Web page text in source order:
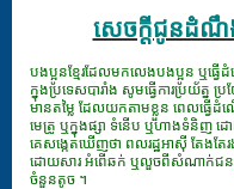
សេចក្ដីជូនដំ
បងប្អូនខ្មែរដែលមកលេងបងប្អូន ឬធ្វើ
ក្នុងប្រទេសបារាំង សូមធ្វើការប្រយ័ត្ន ប្រ
មានតម្លៃ ដែលយកតាមខ្លួន ពេលធ្វើដំណ
មេត្រូ ឬក្នុងផ្សា ទំនើប ឬហាងទំនិញ ដ
គេសង្កេតឃើញថា ពលរដ្ឋអាស៊ី តែងតែរ
ដោយសារ អំពើឆក់ ឬលួចពីសំណាក់ជ
ចំនួនតូច ។